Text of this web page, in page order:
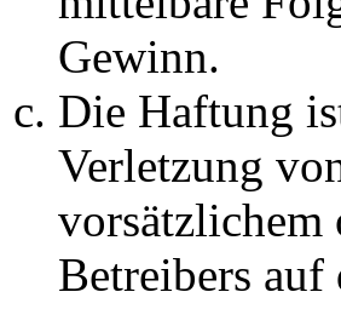
Gewinn.
Die Haftung
Verletzung
vorsätzlichem
Betreibers auf